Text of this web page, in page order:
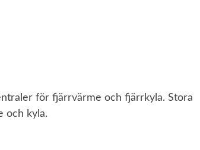
för fjärrvärme och fjärrkyla. Stora
och kyla.